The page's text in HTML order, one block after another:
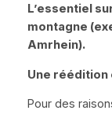
L’essentiel
montagne
Amrhein).
Une réédition
Pour des